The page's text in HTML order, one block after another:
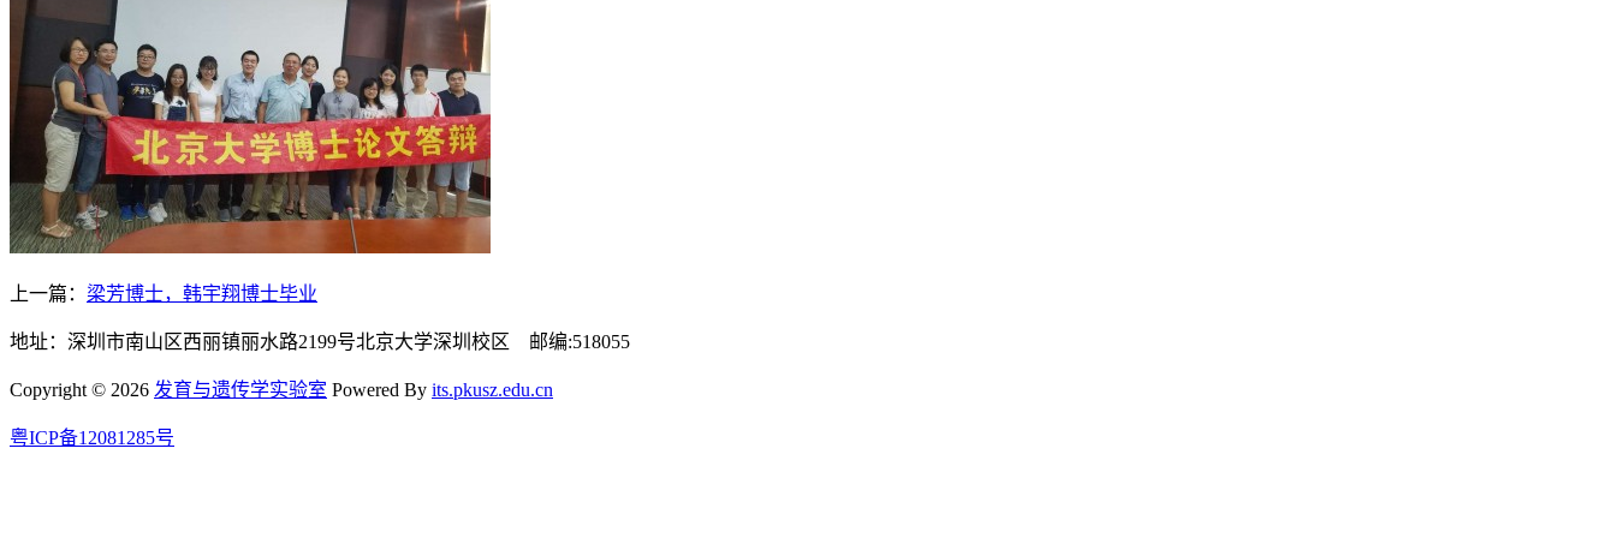
上一篇： 梁芳博士，韩宇翔博士毕业
地址：深圳市南山区西丽镇丽水路2199号北京大学深圳校区 邮编:518055
Copyright © 2026 发育与遗传学实验室 Powered By its.pkusz.edu.cn
粤ICP备12081285号